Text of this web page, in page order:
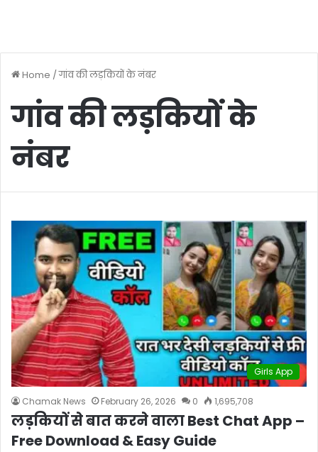
Home /गांव की लड़कियों के नंबर
गांव की लड़कियों के
नंबर
Girls App
Chamak News February 26, 2026 0 1,695,708
लड़कियों से बात करने वाला Best Chat App –
Free Download & Easy Guide